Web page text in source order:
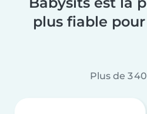
plus fiable
Plus de 3